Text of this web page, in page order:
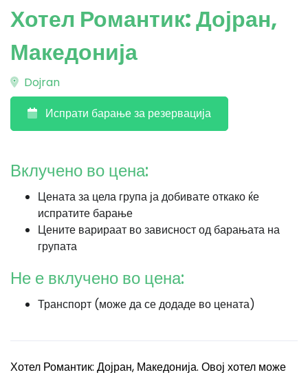
Хотел Романтик: Дојран,
Македонија
Dojran
Испрати барање за резервација
Вклучено во цена:
Цената за цела група ја добивате откако ќе
испратите барање
Цените варираат во зависност од барањата на
групата
Не е вклучено во цена:
Транспорт (може да се додаде во цената)
Хотел Романтик: Дојран, Македонија. Овој хотел може